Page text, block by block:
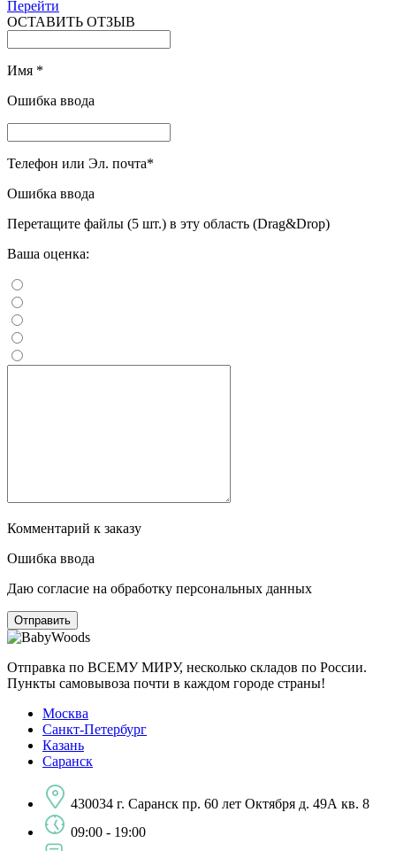
Перейти
ОСТАВИТЬ ОТЗЫВ
Имя *
Ошибка ввода
Телефон или Эл. почта*
Ошибка ввода
Перетащите файлы (5 шт.) в эту область (Drag&Drop)
Ваша оценка:
Комментарий к заказу
Ошибка ввода
Даю согласие на обработку персональных данных
Отправка по ВСЕМУ МИРУ, несколько складов по России.
Пункты самовывоза почти в каждом городе страны!
Москва
Санкт-Петербург
Казань
Саранск
430034 г. Саранск пр. 60 лет Октября д. 49А кв. 8
09:00 - 19:00